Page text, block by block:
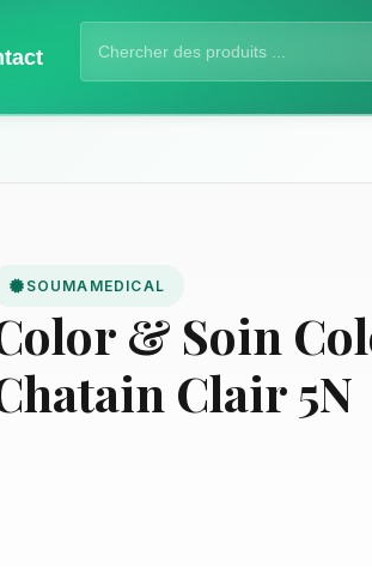
SOUMAMEDICAL
& Soin
Clair 5N